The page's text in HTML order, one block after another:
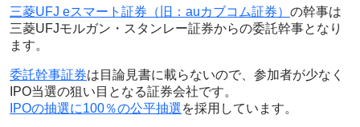
三菱UFJ eスマート証券（旧：auカブコム証券） の幹事は
三菱UFJモルガン・スタンレー証券からの委託幹事となり
ます。
委託幹事証券は目論見書に載らないので、参加者が少なく
IPO当選の狙い目となる証券会社です。
IPOの抽選に100％の公平抽選を採用しています。